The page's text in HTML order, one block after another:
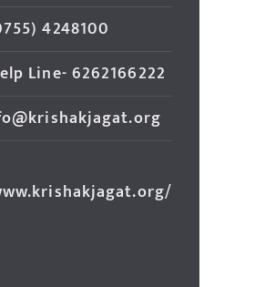
4248100
Line- 6262166222